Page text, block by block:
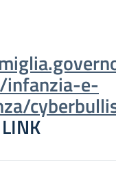
e-